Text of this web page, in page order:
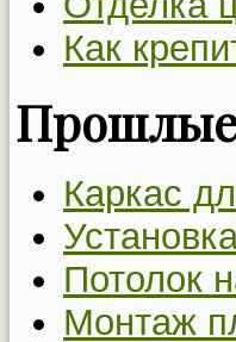
Как
Прошлые
Каркас
Потолок
Монтаж